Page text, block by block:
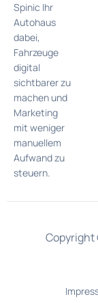
Spinic Ihr
Autohaus
dabei,
Fahrzeuge
digital
sichtbarer zu
machen und
Marketing
mit weniger
manuellem
Aufwand zu
steuern.
Copyright